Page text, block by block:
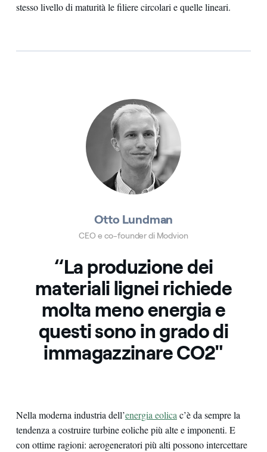
stesso livello di maturità le filiere circolari e quelle lineari.
Otto Lundman
CEO e co-founder di Modvion
“La produzione dei
materiali lignei richiede
molta meno energia e
questi sono in grado di
immagazzinare CO2"
Nella moderna industria dell’energia eolicac’è da sempre la
tendenza a costruire turbine eoliche più alte e imponenti. E
con ottime ragioni: aerogeneratori più alti possono intercettare